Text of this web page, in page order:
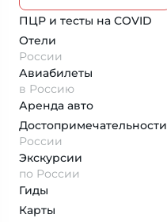
ПЦР и тесты на COVID
Отели
России
Авиабилеты
в Россию
Аренда авто
Достопримеча­тельности
России
Экскурсии
по России
Гиды
Карты